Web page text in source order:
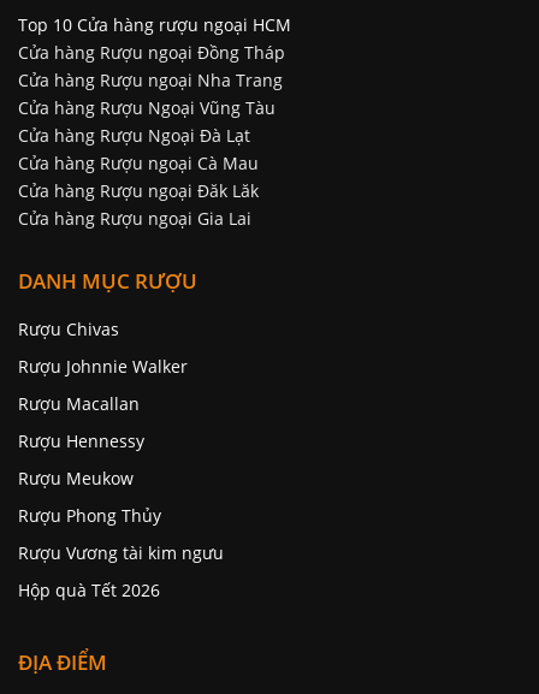
Top 10 Cửa hàng rượu ngoại HCM
Cửa hàng Rượu ngoại Đồng Tháp
Cửa hàng Rượu ngoại Nha Trang
Cửa hàng Rượu Ngoại Vũng Tàu
Cửa hàng Rượu Ngoại Đà Lạt
Cửa hàng Rượu ngoại Cà Mau
Cửa hàng Rượu ngoại Đăk Lăk
Cửa hàng Rượu ngoại Gia Lai
DANH MỤC RƯỢU
Rượu Chivas
Rượu Johnnie Walker
Rượu Macallan
Rượu Hennessy
Rượu Meukow
Rượu Phong Thủy
Rượu Vương tài kim ngưu
Hộp quà Tết 2026
ĐỊA ĐIỂM